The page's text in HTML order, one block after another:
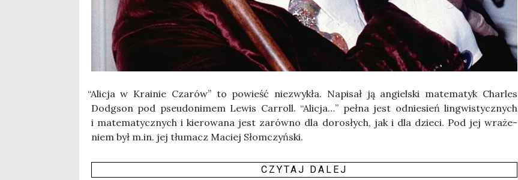
“Ali­cja w Kra­inie Cza­rów” to powieść nie­zwy­kła. Napi­sał ją angiel­ski mate­ma­tyk Char­les
Dodg­son pod pseu­do­ni­mem Lewis Car­roll. “Ali­cja…” peł­na jest odnie­sień lin­gwi­stycz­nych
i mate­ma­tycz­nych i kie­ro­wa­na jest zarów­no dla doro­słych, jak i dla dzie­ci. Pod jej wra­że­
niem był m.in. jej tłu­macz Maciej Słomczyński.
CZY­TAJ DALEJ